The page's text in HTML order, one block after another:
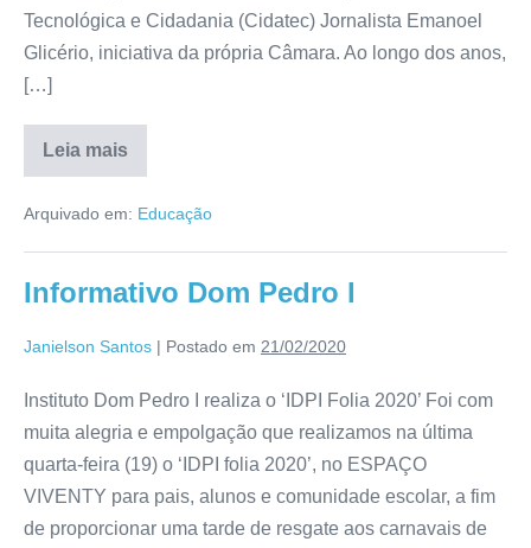
Tecnológica e Cidadania (Cidatec) Jornalista Emanoel
Glicério, iniciativa da própria Câmara. Ao longo dos anos,
[…]
Leia mais
Arquivado em: Educação
Informativo Dom Pedro I
Janielson Santos | Postado em 21/02/2020
Instituto Dom Pedro I realiza o ‘IDPI Folia 2020’ Foi com
muita alegria e empolgação que realizamos na última
quarta-feira (19) o ‘IDPI folia 2020’, no ESPAÇO
VIVENTY para pais, alunos e comunidade escolar, a fim
de proporcionar uma tarde de resgate aos carnavais de